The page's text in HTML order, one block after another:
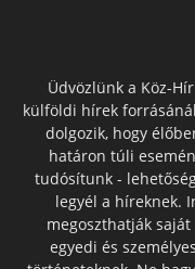
Üdvözlünk a Köz-
külföldi hírek
dolgozik, hogy
határon túli
tudósítunk -
legyél a híreknek.
megoszthatják
egyedi és